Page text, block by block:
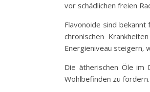
vor schädlichen freien
Flavonoide sind
chronischen
Energieniveau steigern,
Die ätherischen Öle im
Wohlbefinden zu